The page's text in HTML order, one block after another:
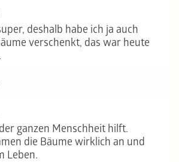
deshalb habe ich ja auch
verschenkt, das war heute
ganzen Menschheit hilft.
die Bäume wirklich an und
Leben.